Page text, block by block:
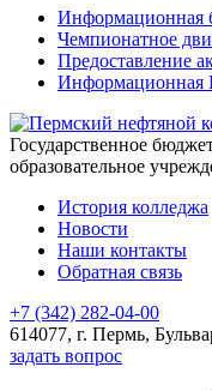
Информационная
Чемпионатное
Предоставление
Информационная
Государственное
образовательное
История колледжа
Новости
Наши контакты
Обратная связь
+7 (342) 282-04-00
614077, г. Пермь,
задать вопрос